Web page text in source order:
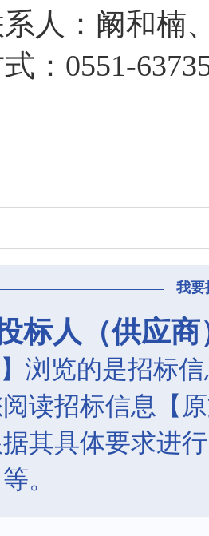
人：阚和楠
： 0551-
我要
标人（供应商
浏览的是招标
读招标信息【
其具体要求进
。